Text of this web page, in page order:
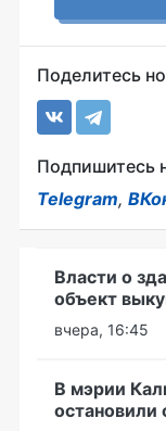
Поделитесь
Подпишитесь
Telegram,
Власти о
объект
вчера, 16:45
В мэрии
остановили